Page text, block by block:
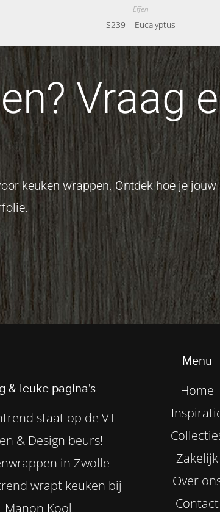
Effen
S239 – Eucalyptus
Vraag
keuken wrappen. Ontdek hoe je
& leuke pagina's
staat op de VT
& Design beurs!
in Zwolle
wrapt keuken bij
Manon Kool
Menu
Home
Zakelijk
Over
Contact